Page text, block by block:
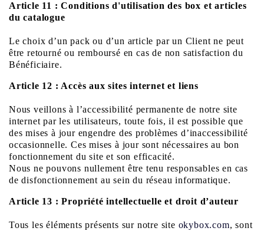
Article 11 : Conditions d'utilisation des box et articles
du catalogue
Le choix d’un pack ou d’un article par un Client ne peut
être retourné ou remboursé en cas de non satisfaction du
Bénéficiaire.
Article 12 : Accès aux sites internet et liens
Nous veillons à l’accessibilité permanente de notre site
internet par les utilisateurs, toute fois, il est possible que
des mises à jour engendre des problèmes d’inaccessibilité
occasionnelle. Ces mises à jour sont nécessaires au bon
fonctionnement du site et son efficacité.
Nous ne pouvons nullement être tenu responsables en cas
de disfonctionnement au sein du réseau informatique.
Article 13 : Propriété intellectuelle et droit d’auteur
Tous les éléments présents sur notre site okybox.com, sont